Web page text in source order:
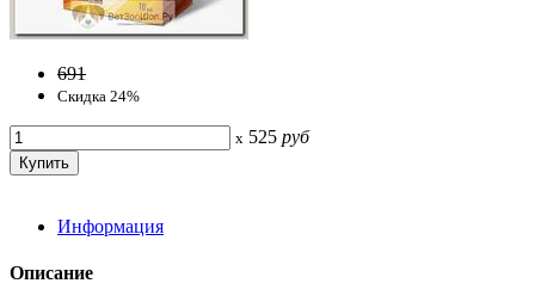
691
Скидка 24%
x 525 руб
Информация
Описание